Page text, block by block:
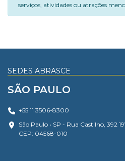
serviços, atividades ou atrações
SEDES ABRASCE
SÃO PAULO
+55 11 3506-8300
São Paulo • SP - Rua Castilho, 392
CEP: 04568-010